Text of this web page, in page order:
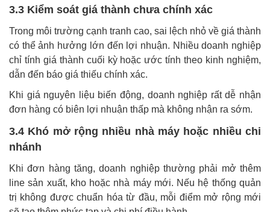
3.3 Kiểm soát giá thành chưa chính xác
Trong môi trường cạnh tranh cao, sai lệch nhỏ về giá thành
có thể ảnh hưởng lớn đến lợi nhuận. Nhiều doanh nghiệp
chỉ tính giá thành cuối kỳ hoặc ước tính theo kinh nghiệm,
dẫn đến báo giá thiếu chính xác.
Khi giá nguyên liệu biến động, doanh nghiệp rất dễ nhận
đơn hàng có biên lợi nhuận thấp mà không nhận ra sớm.
3.4 Khó mở rộng nhiều nhà máy hoặc nhiều chi
nhánh
Khi đơn hàng tăng, doanh nghiệp thường phải mở thêm
line sản xuất, kho hoặc nhà máy mới. Nếu hệ thống quản
trị không được chuẩn hóa từ đầu, mỗi điểm mở rộng mới